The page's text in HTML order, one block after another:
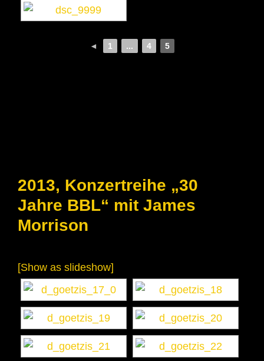
◄ 1 ... 4 5
2013, Konzertreihe „30
Jahre BBL“ mit James
Morrison
[Show as slideshow]